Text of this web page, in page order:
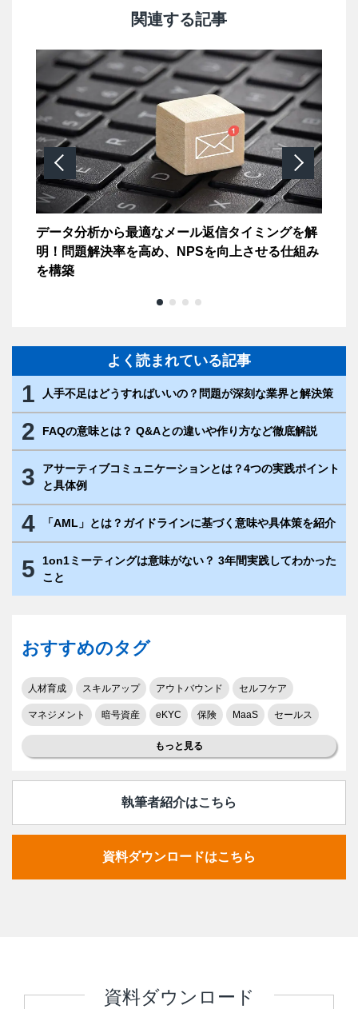
関連する記事
データ分析から最適なメール返信タイミングを解
明！問題解決率を高め、NPSを向上させる仕組み
を構築
よく読まれている記事
1 人手不足はどうすればいいの？問題が深刻な業界と解決策
2 FAQの意味とは？ Q&Aとの違いや作り方など徹底解説
3
アサーティブコミュニケーションとは？4つの実践ポイント
と具体例
4 「AML」とは？ガイドラインに基づく意味や具体策を紹介
5
1on1ミーティングは意味がない？ 3年間実践してわかった
こと
おすすめのタグ
人材育成 スキルアップ アウトバウンド セルフケア
マネジメント 暗号資産 eKYC 保険 MaaS セールス
もっと見る
執筆者紹介はこちら
資料ダウンロードはこちら
資料ダウンロード